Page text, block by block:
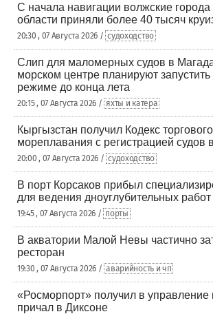
С начала навигации волжские
области приняли более 40 тысяч
20:30 , 07 Августа 2026 / судоходство
Слип для маломерных судов в
морском центре планируют запустить
режиме до конца лета
20:15 , 07 Августа 2026 / яхты и катера
Кыргызстан получил Кодекс торгового
мореплавания с регистрацией судов
20:00 , 07 Августа 2026 / судоходство
В порт Корсаков прибыл
для ведения дноуглубительных работ
19:45 , 07 Августа 2026 / порты
В акватории Малой Невы частично
ресторан
19:30 , 07 Августа 2026 / аварийность и чп
«Росморпорт» получил в управление
причал в Диксоне